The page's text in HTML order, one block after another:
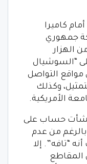
كاميرا
جمهوري
الهزار
“السوشيال
مواقع التواصل
وكذلك
الأمريكية.
حساب على
من عدم
“تافه”. إلا
المقاطع